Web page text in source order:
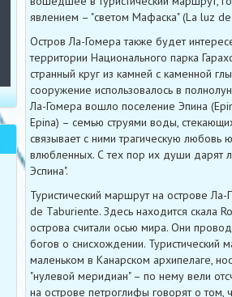
явлением – "светом Мафаска" (La luz
Остров Ла-Гомера также будет
территории Национального парка
странный круг из камней с каменной
сооружение использовалось в
Ла-Гомера вошло поселение Эпина
Epina) – семью струями воды,
связывает с ними трагическую
влюбленных. С тех пор их души дарят
Эспина".
Туристический маршрут на острове
de Taburiente. Здесь находится скала
острова считали осью мира. Они
богов о снисхождении.
маленьком в Канарском архипелаге,
"нулевой меридиан" – по нему вели
на острове петроглифы говорят о том,